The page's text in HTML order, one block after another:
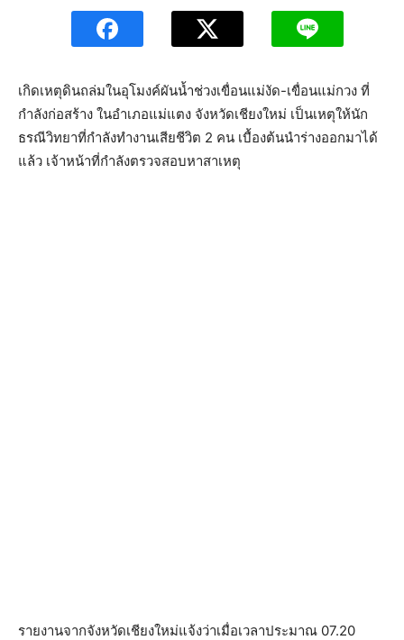
เกิดเหตุดินถล่มในอุโมงค์ผันน้ำช่วงเขื่อนแม่งัด-เขื่อนแม่กวง ที่
กำลังก่อสร้าง ในอำเภอแม่แตง จังหวัดเชียงใหม่ เป็นเหตุให้นัก
ธรณีวิทยาที่กำลังทำงานเสียชีวิต 2 คน เบื้องต้นนำร่างออกมาได้
แล้ว เจ้าหน้าที่กำลังตรวจสอบหาสาเหตุ
รายงานจากจังหวัดเชียงใหม่แจ้งว่าเมื่อเวลาประมาณ 07.20